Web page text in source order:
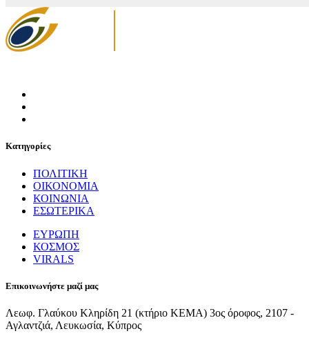
Κατηγορίες
ΠΟΛΙΤΙΚΗ
ΟΙΚΟΝΟΜΙΑ
ΚΟΙΝΩΝΙΑ
ΕΣΩΤΕΡΙΚΑ
ΕΥΡΩΠΗ
ΚΟΣΜΟΣ
VIRALS
Επικοινωνήστε μαζί μας
Λεωφ. Γλαύκου Κληρίδη 21 (κτήριο ΚΕΜΑ) 3ος όροφος, 2107 -
Αγλαντζιά, Λευκωσία, Κύπρος